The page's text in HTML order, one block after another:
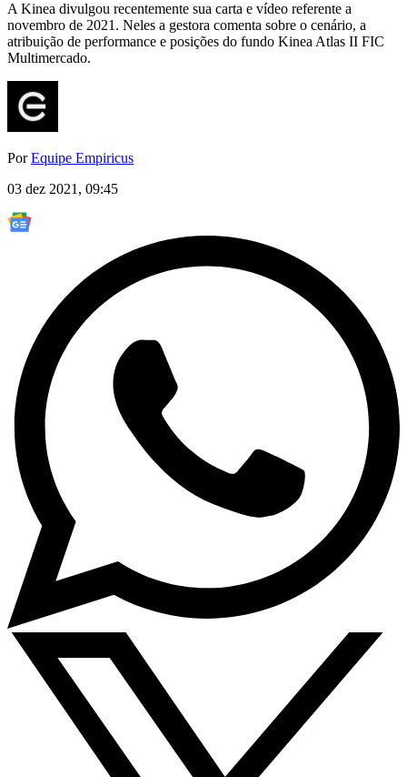
A Kinea divulgou recentemente sua carta e vídeo referente a
novembro de 2021. Neles a gestora comenta sobre o cenário, a
atribuição de performance e posições do fundo Kinea Atlas II FIC
Multimercado.
PorEquipe Empiricus
03 dez 2021, 09:45